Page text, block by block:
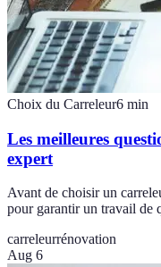
Choix du Carreleur6 min
Les meilleures
expert
Avant de choisir un
pour garantir un travail de
carreleurrénovation
Aug 6